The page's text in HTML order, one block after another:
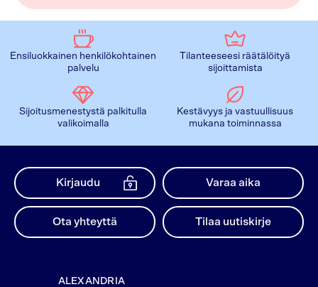
Ensiluokkainen henkilökohtainen
palvelu
Tilanteeseesi räätälöityä
sijoittamista
Sijoitusmenestystä palkitulla
valikoimalla
Kestävyys ja vastuullisuus
mukana toiminnassa
Kirjaudu Varaa aika
Ota yhteyttä Tilaa uutiskirje
ALEXANDRIA